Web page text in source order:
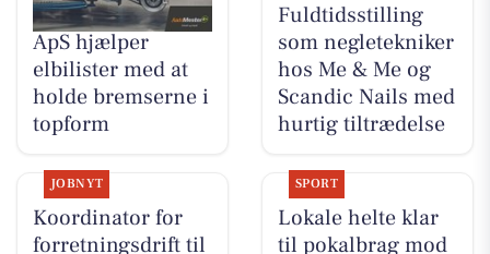
Tilst Auto Aarhus
ApS hjælper
elbilister med at
holde bremserne i
topform
Fuldtidsstilling
som negletekniker
hos Me & Me og
Scandic Nails med
hurtig tiltrædelse
JOBNYT
Koordinator for
forretningsdrift til
SPORT
Lokale helte klar
til pokalbrag mod